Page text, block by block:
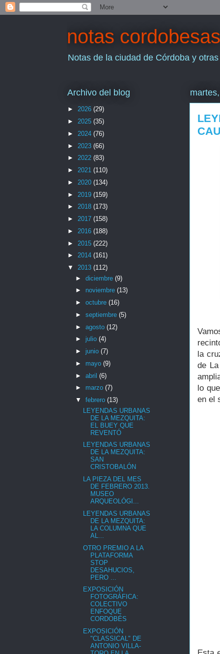
notas cordobesas
Notas de la ciudad de Córdoba y
la
de
lo
en el
Archivo del blog
► 2026 (29)
► 2025 (35)
► 2024 (76)
► 2023 (66)
► 2022 (83)
► 2021 (110)
► 2020 (134)
► 2019 (159)
► 2018 (173)
► 2017 (158)
► 2016 (188)
► 2015 (222)
► 2014 (161)
▼ 2013 (112)
► diciembre (9)
► noviembre (13)
► octubre (16)
► septiembre (5)
► agosto (12)
► julio (4)
► junio (7)
► mayo (9)
► abril (6)
► marzo (7)
▼ febrero (13)
LEYENDAS URBANAS
DE LA MEZQUITA:
EL BUEY QUE
REVENTÓ
LEYENDAS URBANAS
DE LA MEZQUITA:
SAN
CRISTOBALÓN
LA PIEZA DEL MES
DE FEBRERO 2013.
MUSEO
ARQUEOLÓGI...
LEYENDAS URBANAS
DE LA MEZQUITA:
LA COLUMNA QUE
AL...
OTRO PREMIO A LA
PLATAFORMA
STOP
DESAHUCIOS,
PERO ...
EXPOSICIÓN
FOTOGRÁFICA:
COLECTIVO
ENFOQUE
CORDOBÉS
EXPOSICIÓN
"CLASSICAL" DE
ANTONIO VILLA-